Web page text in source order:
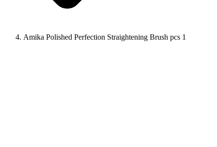
Amika Polished Perfection Straightening Brush pcs 1